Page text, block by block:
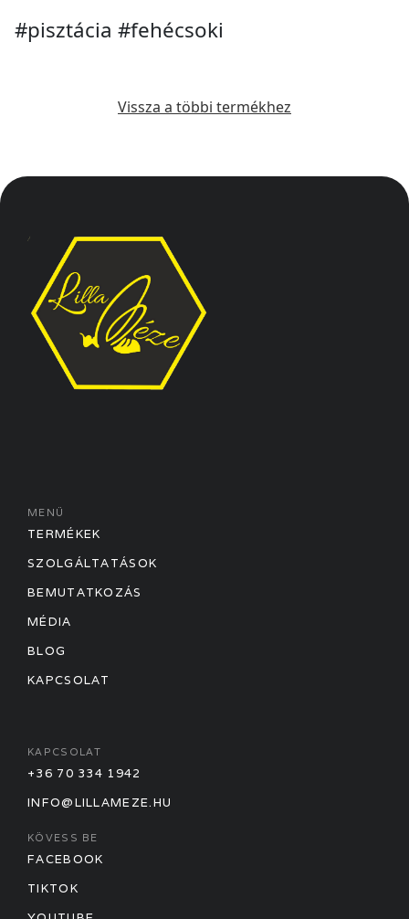
#pisztácia #fehécsoki
Vissza a többi termékhez
MENÜ
TERMÉKEK
SZOLGÁLTATÁSOK
BEMUTATKOZÁS
MÉDIA
BLOG
KAPCSOLAT
KAPCSOLAT
+36 70 334 1942
INFO@LILLAMEZE.HU
KÖVESS BE
FACEBOOK
TIKTOK